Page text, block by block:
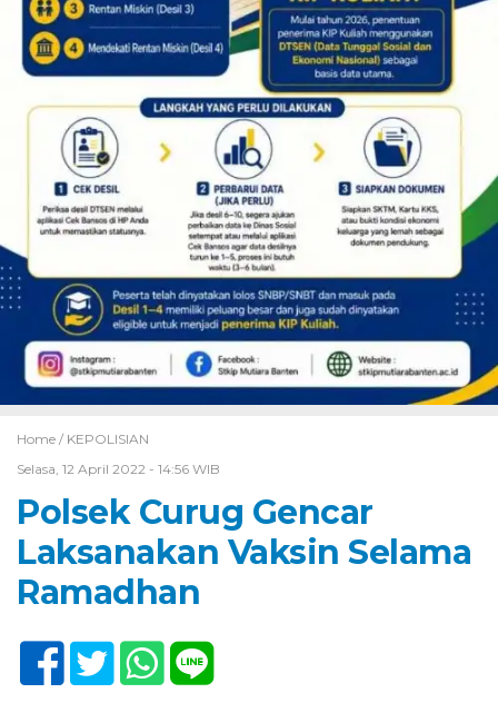
Home / KEPOLISIAN
Selasa, 12 April 2022 - 14:56 WIB
Polsek Curug Gencar
Laksanakan Vaksin Selama
Ramadhan